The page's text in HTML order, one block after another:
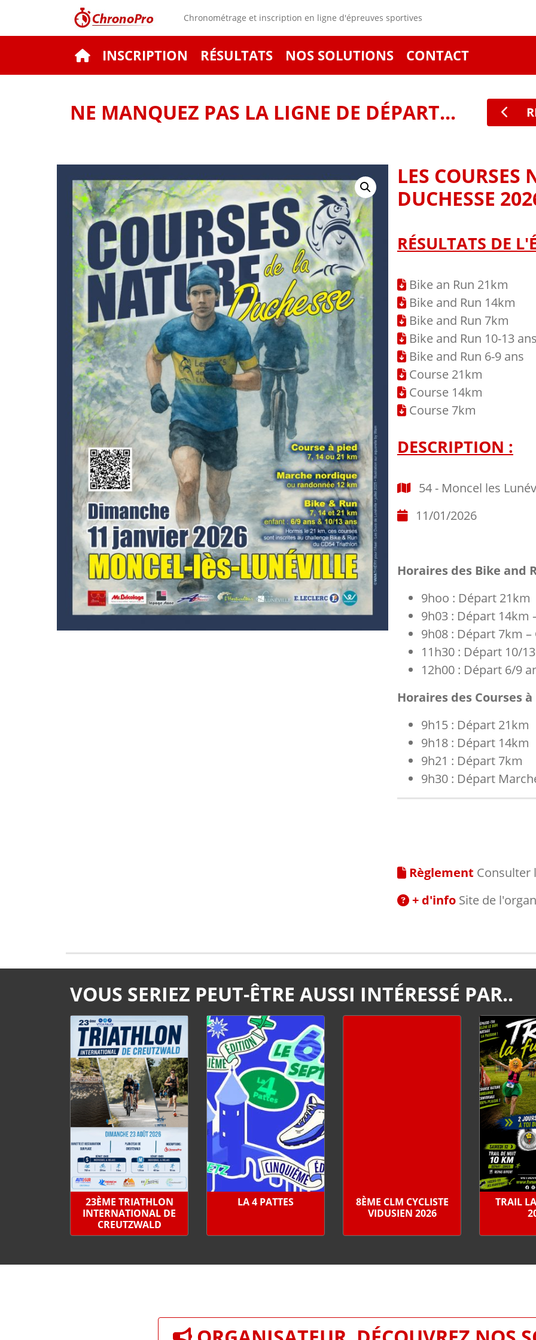
Chronométrage et inscription en ligne d'épreuves sportives
INSCRIPTION RÉSULTATS NOS SOLUTIONS CONTACT
NE MANQUEZ PAS LA LIGNE DE DÉPART...
LES COURSES
DUCHESSE
RÉSULTATS DE
Bike an Run 21km
Bike and Run 14km
Bike and Run 7km
Bike and Run 10-13 ans
Bike and Run 6-9 ans
Course 21km
Course 14km
Course 7km
DESCRIPTION :
54 - Moncel les
11/01/2026
Horaires des Bike and
9hoo : Départ 21km
9h03 : Départ 14km
9h08 : Départ 7km
11h30 : Départ 10/
12h00 : Départ 6/9
Horaires des Courses à
9h15 : Départ 21km
9h18 : Départ 14km
9h21 : Départ 7km
9h30 : Départ
Règlement Consulter
+ d'info Site de
VOUS SERIEZ PEUT-ÊTRE AUSSI INTÉRESSÉ PAR..
23ÈME TRIATHLON
INTERNATIONAL DE
CREUTZWALD
LA 4 PATTES
8ÈME CLM CYCLISTE
VIDUSIEN 2026
TRAIL